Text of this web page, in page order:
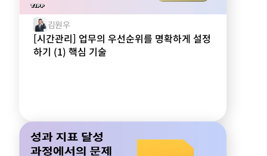
김원우
[시간관리] 업무의 우선순위를 명확하게 설정
하기 (1) 핵심 기술